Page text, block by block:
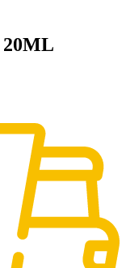
20ML